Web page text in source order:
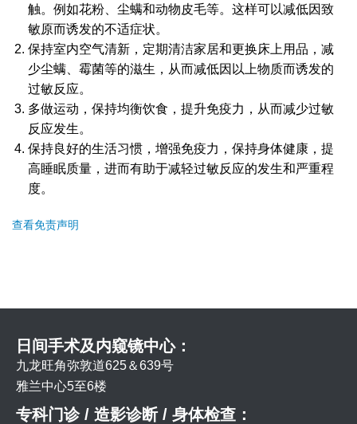
触。例如花粉、尘螨和动物皮毛等。这样可以减低因致
敏原而诱发的不适症状。
保持室内空气清新，定期清洁家居和更换床上用品，减
少尘螨、霉菌等的滋生，从而减低因以上物质而诱发的
过敏反应。
多做运动，保持均衡饮食，提升免疫力，从而减少过敏
反应发生。
保持良好的生活习惯，增强免疫力，保持身体健康，提
高睡眠质量，进而有助于减轻过敏反应的发生和严重程
度。
查看免责声明
日间手术及内窥镜中心：
九龙旺角弥敦道625＆639号
雅兰中心5至6楼
专科门诊 / 造影诊断 / 身体检查：